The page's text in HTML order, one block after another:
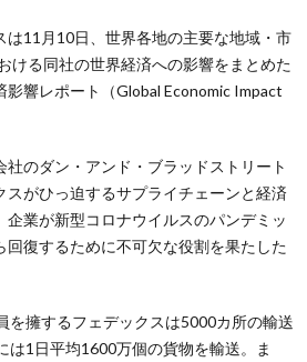
は11月10日、世界各地の主要な地域・市
ける同社の世界経済への影響をまとめた
響レポート（Global Economic Impact
社のダン・アンド・ブラッドストリート
スがひっ迫するサプライチェーンと経済
業が新型コロナウイルスのパンデミッ
回復するために不可欠な役割を果たした
を擁するフェデックスは5000カ所の輸送
は1日平均1600万個の貨物を輸送。ま